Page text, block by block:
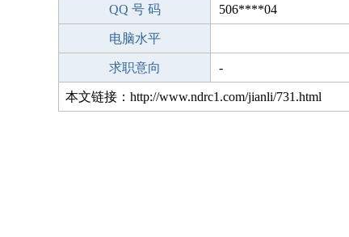
QQ 号 码 506****04
电脑水平
求职意向 -
本文链接：http://www.ndrc1.com/jianli/731.html